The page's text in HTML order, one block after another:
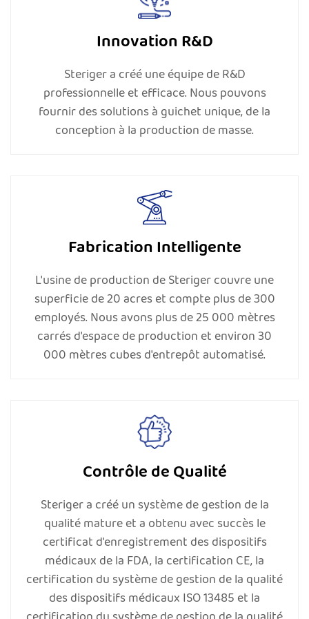
laboratoire de test de support et d'accès aux
accolades, équipé d'un équipement de test avancé
pour nous assurer que les paramètres du produit
répondent aux normes techniques et de qualité
rigoureuses.
certificat d'enregistrement des dispositifs médicaux
de la FDA, un certificat CE, un certificat de système
13485, un certificat de système de gestion de la
qualité ISO 9001, etc. Nous avons établi un
laboratoire de test de support et d'accès aux
accolades, équipé d'un équipement de test avancé
pour nous assurer que les paramètres du produit
répondent aux normes techniques et de qualité
Steriger a toujours apprécié et assuré les
responsabilités sociales en organisant des activités
de protection sociale et de développement des
employés. Avec la mise en œuvre d'un projet de
production d'énergie solaire et d'autres projets
d'économie d'énergie, nous visons à construire une
usine respectueuse de l'environnement. À ce jour,
nous avons obtenu ISO 14001, IS0 45001, BSCI, CSR,
Smeta 4P, Higg FEM et d'autres certifications liées à
la responsabilité sociale.
Innovation R&D
Steriger a créé une équipe de R&D
professionnelle et efficace. Nous pouvons
fournir des solutions à guichet unique, de la
conception à la production de masse.
Fabrication Intelligente
L'usine de production de Steriger couvre une
superficie de 20 acres et compte plus de 300
employés. Nous avons plus de 25 000 mètres
carrés d'espace de production et environ 30
000 mètres cubes d'entrepôt automatisé.
Contrôle de Qualité
Steriger a créé un système de gestion de la
qualité mature et a obtenu avec succès le
certificat d'enregistrement des dispositifs
médicaux de la FDA, la certification CE, la
certification du système de gestion de la qualité
des dispositifs médicaux ISO 13485 et la